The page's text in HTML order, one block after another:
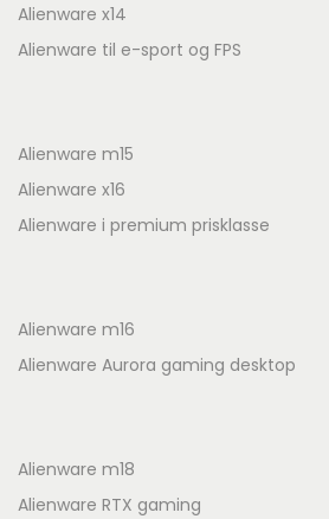
Alienware x14
Alienware til e-sport og FPS
Alienware m15
Alienware x16
Alienware i premium prisklasse
Alienware m16
Alienware Aurora gaming desktop
Alienware m18
Alienware RTX gaming